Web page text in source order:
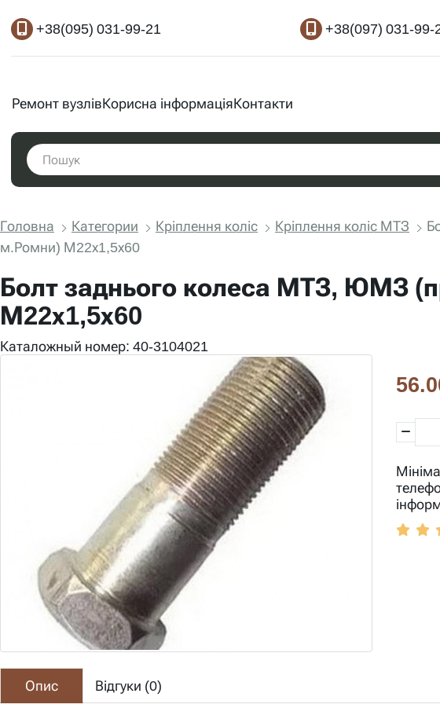
+38(095) 031-99-21 +38(097) 031-99-
Ремонт вузлівКорисна інформаціяКонтакти
Головна Категории Кріплення коліс Кріплення коліс МТЗ
м.Ромни) М22х1,5х60
Болт заднього колеса МТЗ, ЮМЗ
М22х1,5х60
Каталожный номер: 40-3104021
Опис Відгуки (0)